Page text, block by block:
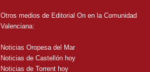
Otros medios de Editorial On en la Comunidad
Valenciana:
Noticias Oropesa del Mar
Noticias de Castellón hoy
Noticias de Torrent hoy